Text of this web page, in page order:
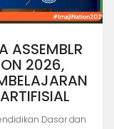
ASSEMBLR
2026,
Dasar dan